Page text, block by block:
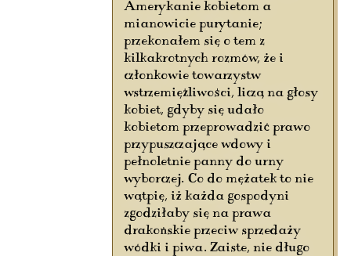
Amerykanie kobietom a
mianowicie purytanie;
przekonałem się o tem z
kilkakrotnych rozmów, że i
członkowie towarzystw
wstrzemięźliwości, liczą na głosy
kobiet, gdyby się udało
kobietom przeprowadzić prawo
przypuszczające wdowy i
pełnoletnie panny do urny
wyborczej. Co do mężatek to nie
wątpię, iż każda gospodyni
zgodziłaby się na prawa
drakońskie przeciw sprzedaży
wódki i piwa. Zaiste, nie długo